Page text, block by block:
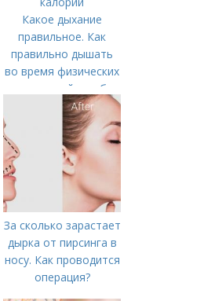
Какое дыхание
правильное. Как
правильно дышать
во время физических
упражнений, чтобы
сжечь больше
калорий
За сколько зарастает
дырка от пирсинга в
носу. Как проводится
операция?